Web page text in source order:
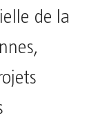
de la